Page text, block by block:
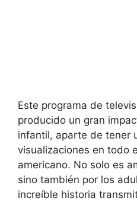
Este programa de
producido un gran
infantil, aparte de tener
visualizaciones en todo
americano. No solo es
sino también por los
increíble historia